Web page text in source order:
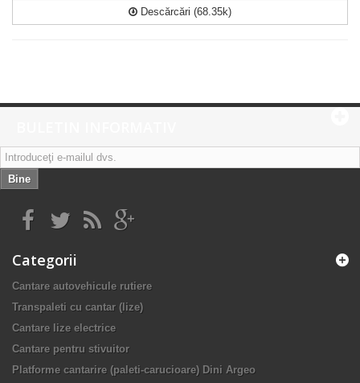
Descărcări (68.35k)
Bine
Categorii
Cantare autovehicule rutiere
Transpaleti cu cantar (lize)
Cantare lize electrice
Cantare pentru stivuitor
Platforme cantarire (paleti-carucioare) Dini Argeo